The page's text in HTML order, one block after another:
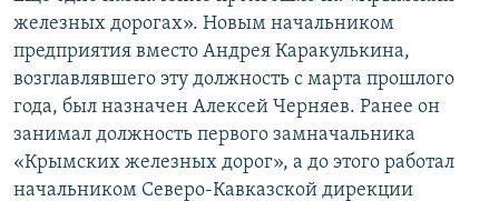
железных дорогах». Новым начальником
предприятия вместо Андрея Каракулькина,
возглавлявшего эту должность с марта прошлого
года, был назначен Алексей Черняев. Ранее он
занимал должность первого замначальника
«Крымских железных дорог», а до этого работал
начальником Северо-Кавказской дирекции